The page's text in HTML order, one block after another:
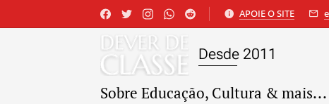
APOIE O SITE
Desde 2011
Sobre Educação, Cultura & mais...